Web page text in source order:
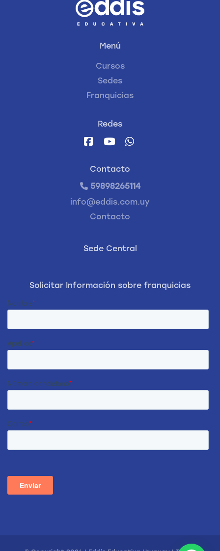
Menú
Cursos
Sedes
Franquicias
Redes
Contacto
59898265114
info@eddis.com.uy
Contacto
Sede Central
Solicitar Información sobre franquicias